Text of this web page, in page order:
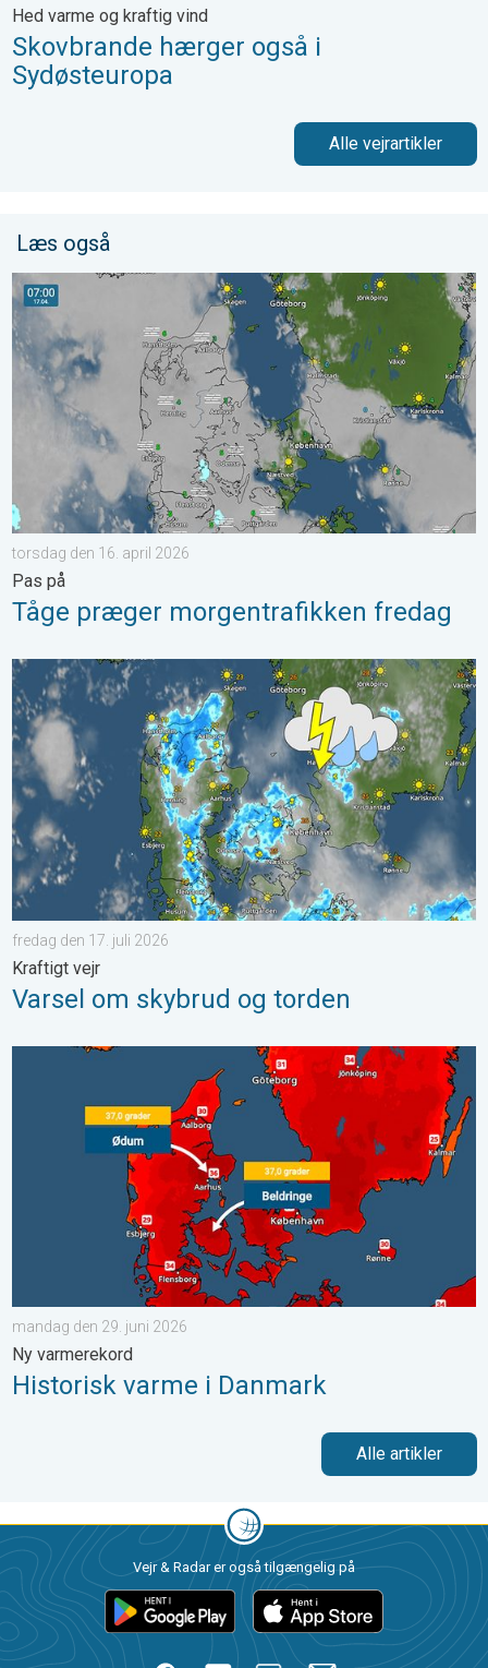
Hed varme og kraftig vind
Skovbrande hærger også i
Sydøsteuropa
Alle vejrartikler
Læs også
Tåge præger morgentrafikken fredag. Pas på. . . torsdag den
torsdag den 16. april 2026
Pas på
Tåge præger morgentrafikken fredag
Varsel om skybrud og torden. Kraftigt vejr. . . fredag den 17.
fredag den 17. juli 2026
Kraftigt vejr
Varsel om skybrud og torden
Historisk varme i Danmark. Ny varmerekord. . . mandag den
mandag den 29. juni 2026
Ny varmerekord
Historisk varme i Danmark
Alle artikler
Vejr & Radar er også tilgængelig på